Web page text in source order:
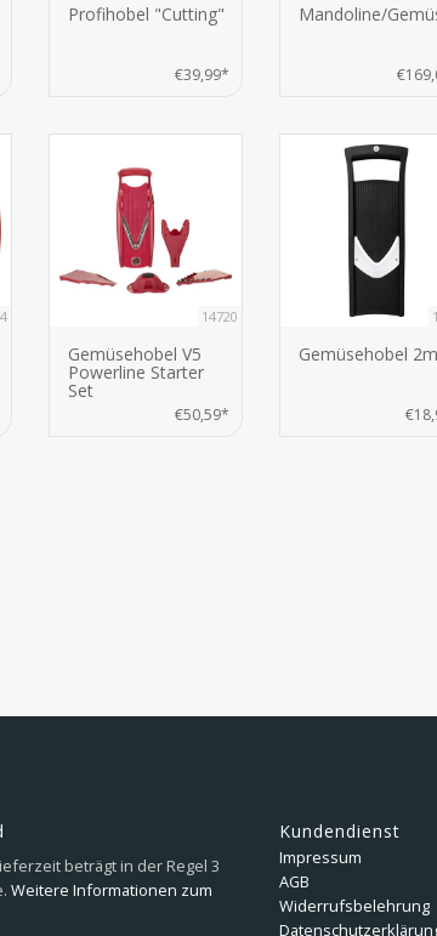
Profihobel "Cutting"
€39,99*
Mandoline/
14720
Gemüsehobel V5
Powerline Starter
Set
€50,59*
Gemüsehobel
beträgt in der Regel 3
Weitere Informationen zum
Kundendienst
Impressum
AGB
Widerrufsbelehrung